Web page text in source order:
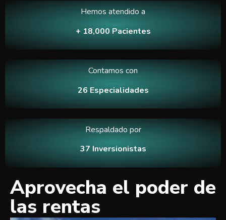
Hemos atendido a
+ 18,000 Pacientes
Contamos con
26 Especialidades
Respaldado por
37 Inversionistas
Aprovecha el poder de
las rentas